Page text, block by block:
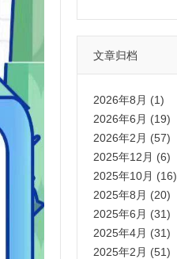
文章归档
2026年8月 (1)
2026年6月 (19)
2026年2月 (57)
2025年12月 (6)
2025年10月 (16)
2025年8月 (20)
2025年6月 (31)
2025年4月 (31)
2025年2月 (51)